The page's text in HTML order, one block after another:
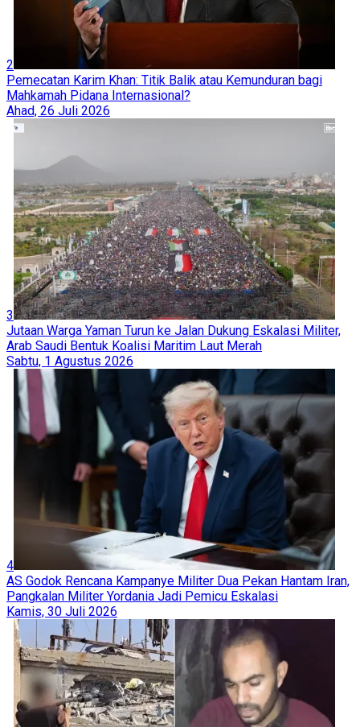
2
Pemecatan Karim Khan: Titik Balik atau Kemunduran bagi
Mahkamah Pidana Internasional?
Ahad, 26 Juli 2026
3
Jutaan Warga Yaman Turun ke Jalan Dukung Eskalasi Militer,
Arab Saudi Bentuk Koalisi Maritim Laut Merah
Sabtu, 1 Agustus 2026
4
AS Godok Rencana Kampanye Militer Dua Pekan Hantam Iran,
Pangkalan Militer Yordania Jadi Pemicu Eskalasi
Kamis, 30 Juli 2026